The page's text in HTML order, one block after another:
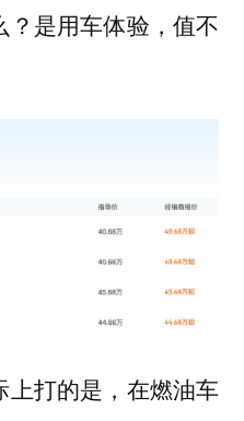
是用车体验，值不
打的是，在燃油车